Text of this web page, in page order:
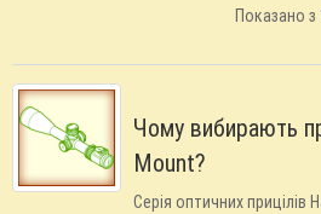
Показано з
Чому вибирають
Mount?
Серія оптичних прицілів